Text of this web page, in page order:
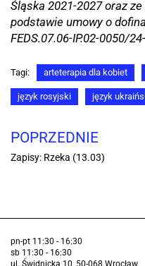
Śląska 2021-2027 oraz
podstawie umowy o
FEDS.07.06-IP.02-0050/
Tagi: arteterapia dla kobiet
język rosyjski język
POPRZEDNIE
Zapisy: Rzeka (13.03)
pn-pt 11:30 - 16:30
sb 11:30 - 16:30
ul. Świdnicka 10, 50-068 Wrocław